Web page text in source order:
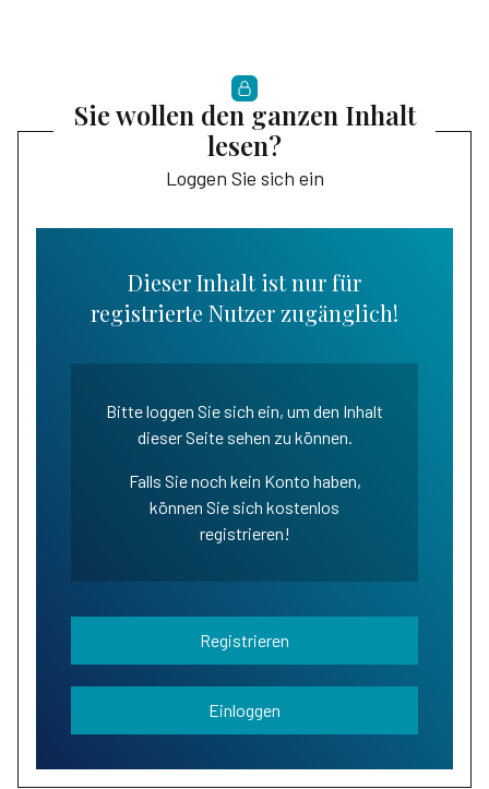
Sie wollen den ganzen Inhalt
lesen?
Loggen Sie sich ein
Dieser Inhalt ist nur für
registrierte Nutzer zugänglich!
Bitte loggen Sie sich ein, um den Inhalt
dieser Seite sehen zu können.
Falls Sie noch kein Konto haben,
können Sie sich kostenlos
registrieren!
Registrieren
Einloggen